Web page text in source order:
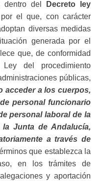
dentro del
Decreto ley
por el que, con carácter
diversas medidas
generada por el
que, de conformidad
del procedimiento
públicas,
acceder a los cuerpos,
personal funcionario
personal laboral de la
Junta de Andalucía,
a través de
que establezca la
en los trámites de
y aportación